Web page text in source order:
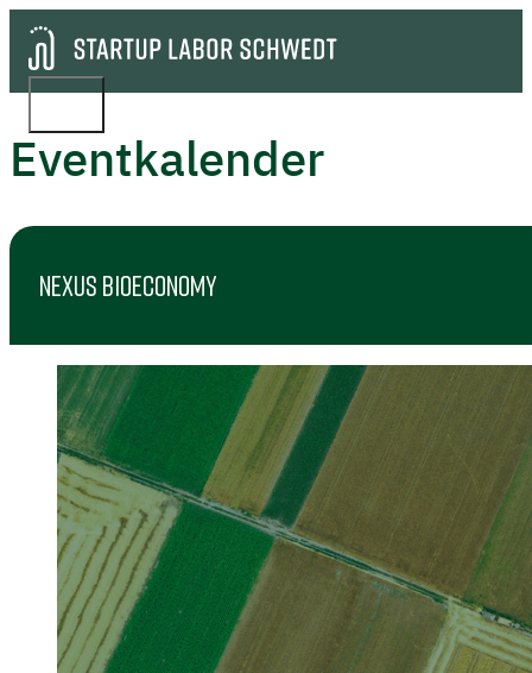
Eventkalender
NEXUS BIOECONOMY